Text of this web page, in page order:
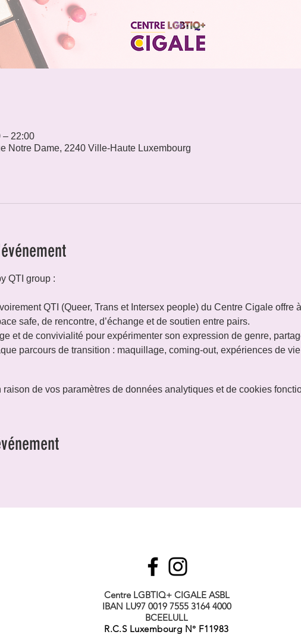
– 22:00
Notre Dame, 2240 Ville-Haute Luxembourg
QTI group :
QTI (Queer, Trans et Intersex people) du Centre Cigale offre
safe, de rencontre, d’échange et de soutien entre pairs.
et de convivialité pour expérimenter son expression de genre,
parcours de transition : maquillage, coming-out, expériences de
de vos paramètres de données analytiques et de cookies
Centre LGBTIQ+ CIGALE ASBL
IBAN LU97 0019 7555 3164 4000
BCEELULL
R.C.S Luxembourg N° F11983